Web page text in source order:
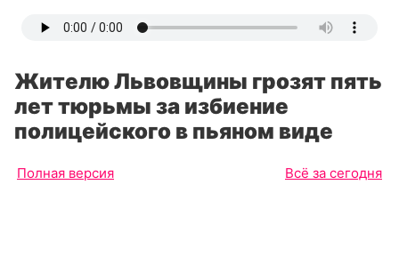
Жителю Львовщины грозят пять
лет тюрьмы за избиение
полицейского в пьяном виде
Полная версия Всё за сегодня